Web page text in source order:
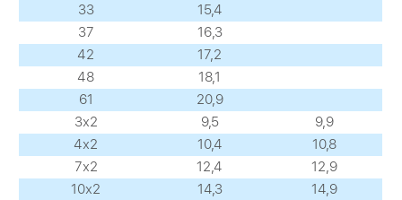
33
15,4
37
16,3
42
17,2
48
18,1
61
20,9
3х2
9,5
9,9
4х2
10,4
10,8
7х2
12,4
12,9
10х2
14,3
14,9